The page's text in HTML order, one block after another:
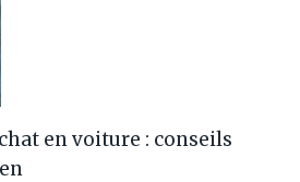
en voiture : conseils